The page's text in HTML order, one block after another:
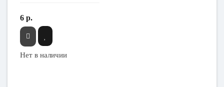
6 р.
Нет в наличии